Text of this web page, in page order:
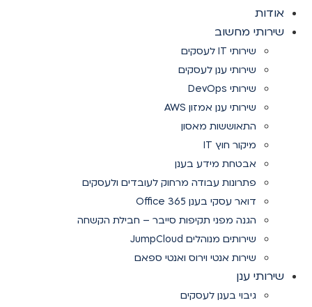
אודות
שירותי מחשוב
שירותי IT לעסקים
שירותי ענן לעסקים
שירותי DevOps
שירותי ענן אמזון AWS
התאוששות מאסון
מיקור חוץ IT
אבטחת מידע בענן
פתרונות עבודה מרחוק לעובדים ולעסקים
דואר עסקי בענן Office 365
הגנה מפני תקיפות סייבר – חבילת הקשחה
שירותים מנוהלים JumpCloud
שירות אנטי וירוס ואנטי ספאם
שירותי ענן
גיבוי בענן לעסקים